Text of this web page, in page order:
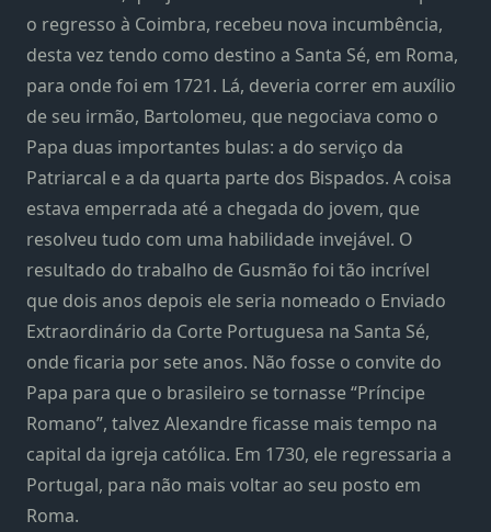
o regresso à Coimbra, recebeu nova incumbência,
desta vez tendo como destino a Santa Sé, em Roma,
para onde foi em 1721. Lá, deveria correr em auxílio
de seu irmão, Bartolomeu, que negociava como o
Papa duas importantes bulas: a do serviço da
Patriarcal e a da quarta parte dos Bispados. A coisa
estava emperrada até a chegada do jovem, que
resolveu tudo com uma habilidade invejável. O
resultado do trabalho de Gusmão foi tão incrível
que dois anos depois ele seria nomeado o Enviado
Extraordinário da Corte Portuguesa na Santa Sé,
onde ficaria por sete anos. Não fosse o convite do
Papa para que o brasileiro se tornasse “Príncipe
Romano”, talvez Alexandre ficasse mais tempo na
capital da igreja católica. Em 1730, ele regressaria a
Portugal, para não mais voltar ao seu posto em
Roma.